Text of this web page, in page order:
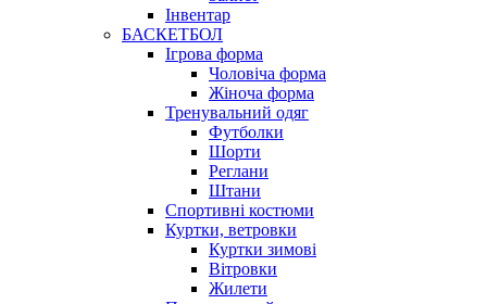
Інвентар
БАСКЕТБОЛ
Ігрова форма
Чоловіча форма
Жіноча форма
Тренувальний одяг
Футболки
Шорти
Реглани
Штани
Спортивні костюми
Куртки, ветровки
Куртки зимові
Вітровки
Жилети